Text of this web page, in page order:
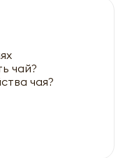
чай?
чая?